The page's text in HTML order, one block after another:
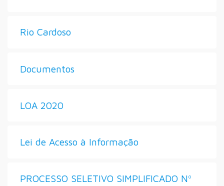
Rio Cardoso
Documentos
LOA 2020
Lei de Acesso à Informação
PROCESSO SELETIVO SIMPLIFICADO Nº